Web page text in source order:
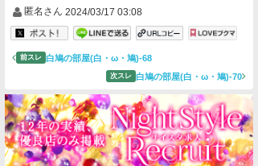
匿名さん 2024/03/17 03:08
前スレ 白鳩の部屋(白・ω・鳩)-68
次スレ 白鳩の部屋(白・ω・鳩)-70